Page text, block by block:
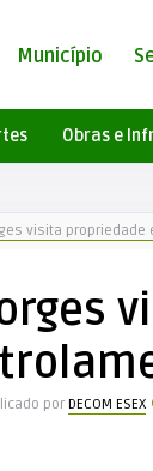
Município
Obras e
visita
por DECOM ESEX